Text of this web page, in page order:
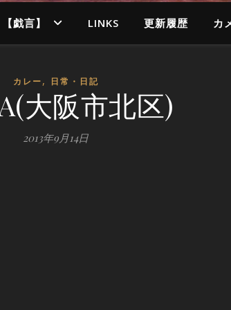
【戯言】 LINKS 更新履歴 カ
カレー, 日常・日記
大阪市北区)
2013年9月14日